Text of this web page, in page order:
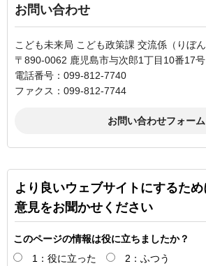
お問い合わせ
こども未来局 こども政策課 交流係（りぼん
〒890-0062 鹿児島市与次郎1丁目10番17号
電話番号：099-812-7740
ファクス：099-812-7744
より良いウェブサイトにするた
意見をお聞かせください
このページの情報は役に立ちましたか？
1：役に立った
2：ふつう